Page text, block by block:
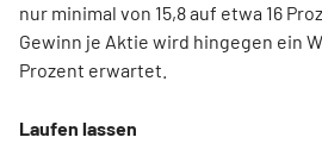
nur minimal von 15,8 auf etwa 16
Gewinn je Aktie wird hingegen ein
Prozent erwartet.
Laufen lassen